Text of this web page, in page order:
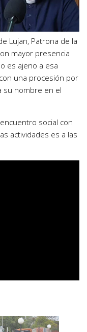
Lujan, Patrona de la
mayor presencia
es ajeno a esa
una procesión por
su nombre en el
social con
actividades es a las